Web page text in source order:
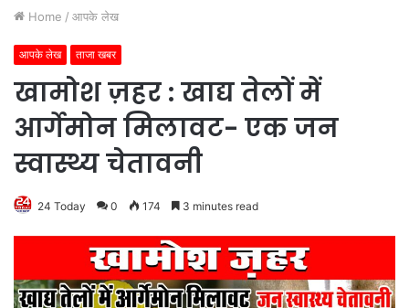
Home / आपके लेख
आपके लेख ताजा खबर
खामोश ज़हर : खाद्य तेलों में
आर्गेमोन मिलावट- एक जन
स्वास्थ्य चेतावनी
24 Today 0 174 3 minutes read